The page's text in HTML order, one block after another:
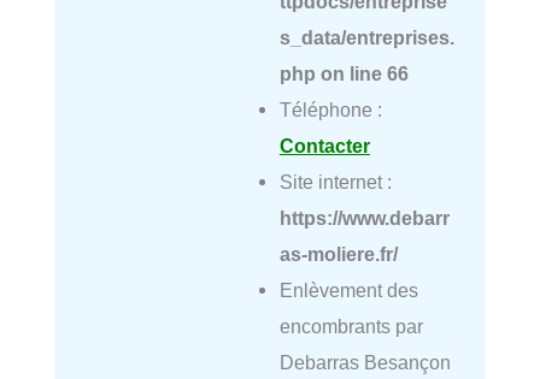
s_data/entreprises.
php on line 66
Téléphone :
Contacter
Site internet :
https://www.debarr
as-moliere.fr/
Enlèvement des
encombrants par
Debarras Besançon